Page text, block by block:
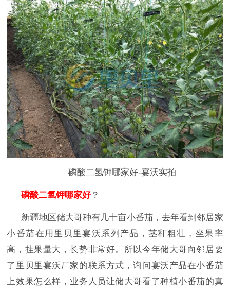
磷酸二氢钾哪家好-宴沃实拍
磷酸二氢钾哪家好？
新疆地区储大哥种有几十亩小番茄，去年看到邻居家
小番茄在用里贝里宴沃系列产品，茎秆粗壮，坐果率
高，挂果量大，长势非常好。所以今年储大哥向邻居要
了里贝里宴沃厂家的联系方式，询问宴沃产品在小番茄
上效果怎么样，业务人员让储大哥看了种植小番茄的真